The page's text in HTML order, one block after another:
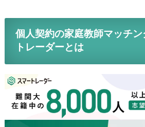
個人契約の家庭教師マッチ
トレーダーとは